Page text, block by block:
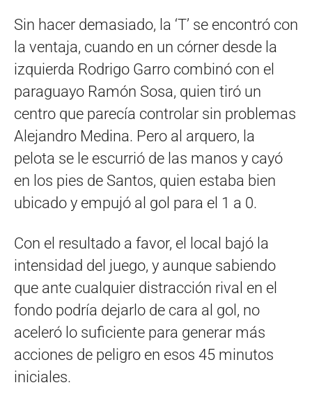
Sin hacer demasiado, la ‘T’ se encontró con
la ventaja, cuando en un córner desde la
izquierda Rodrigo Garro combinó con el
paraguayo Ramón Sosa, quien tiró un
centro que parecía controlar sin problemas
Alejandro Medina. Pero al arquero, la
pelota se le escurrió de las manos y cayó
en los pies de Santos, quien estaba bien
ubicado y empujó al gol para el 1 a 0.
Con el resultado a favor, el local bajó la
intensidad del juego, y aunque sabiendo
que ante cualquier distracción rival en el
fondo podría dejarlo de cara al gol, no
aceleró lo suficiente para generar más
acciones de peligro en esos 45 minutos
iniciales.